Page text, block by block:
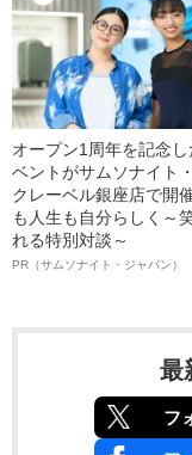
オープン1周年を記念し
ベントがサムソナイト
クレーベル銀座店で
も人生も自分らしく～
れる特別対談～
PR（サムソナイト・ジャパン）
最
フ